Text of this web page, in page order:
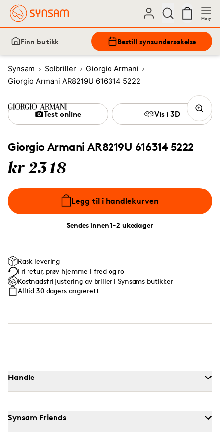
Meny
Finn butikk Bestill synsundersøkelse
Synsam Solbriller
Giorgio Armani
Giorgio Armani AR8219U 616314 5222
Giorgio Armani AR8219U 616314 5222
kr 2318
Legg til i handlekurven
Sendes innen 1-2 ukedager
Test online Vis i 3D
Rask levering
Fri retur, prøv hjemme i fred og ro
Kostnadsfri justering av briller i Synsams butikker
Alltid 30 dagers angrerett
Handle
Synsam Friends